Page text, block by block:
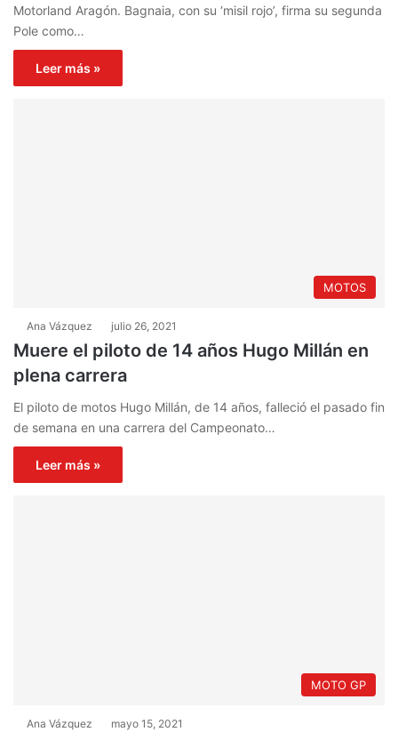
Motorland Aragón. Bagnaia, con su ‘misil rojo’, firma su segunda
Pole como…
Leer más »
MOTOS
Ana Vázquez julio 26, 2021
Muere el piloto de 14 años Hugo Millán en
plena carrera
El piloto de motos Hugo Millán, de 14 años, falleció el pasado fin
de semana en una carrera del Campeonato…
Leer más »
MOTO GP
Ana Vázquez mayo 15, 2021